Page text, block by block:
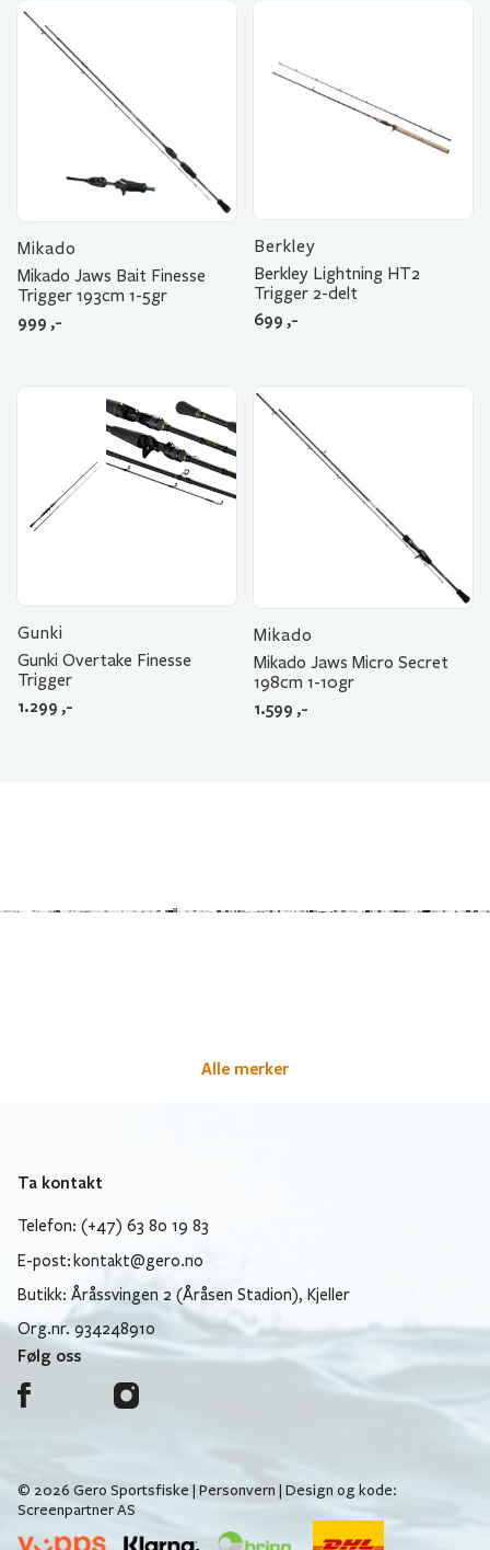
Mikado
Mikado Jaws Bait Finesse
Trigger 193cm 1-5gr
999 ,-
Berkley
Berkley Lightning HT2
Trigger 2-delt
699 ,-
Gunki
Gunki Overtake Finesse
Trigger
1.299 ,-
Mikado
Mikado Jaws Micro Secret
198cm 1-10gr
1.599 ,-
Alle merker
Ta kontakt
Telefon: (+47) 63 80 19 83
E-post: kontakt@gero.no
Butikk: Åråssvingen 2 (Åråsen Stadion), Kjeller
Org.nr. 934248910
Følg oss
© 2026 Gero Sportsfiske | Personvern | Design og kode:
Screenpartner AS